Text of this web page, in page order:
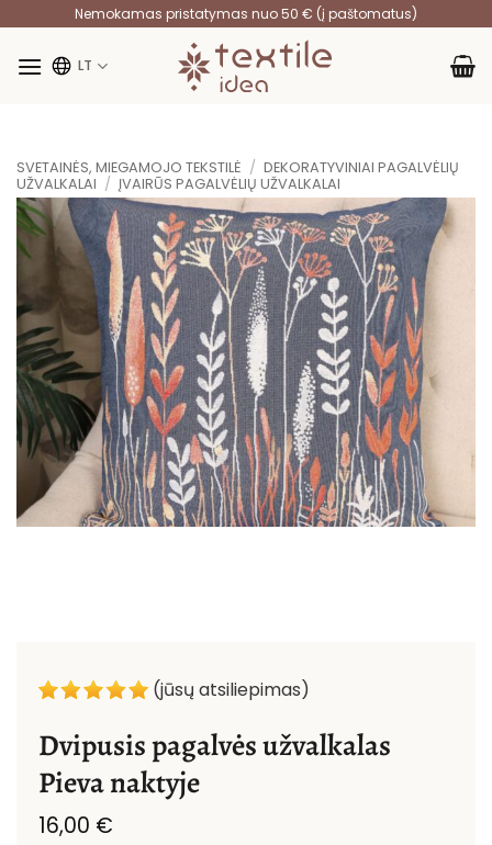
content
Nemokamas pristatymas nuo 50 € (į paštomatus)
LT
SVETAINĖS, MIEGAMOJO TEKSTILĖ / DEKORATYVINIAI PAGALVĖLIŲ
UŽVALKALAI / ĮVAIRŪS PAGALVĖLIŲ UŽVALKALAI
(jūsų atsiliepimas)
Dvipusis pagalvės užvalkalas
Pieva naktyje
16,00 €